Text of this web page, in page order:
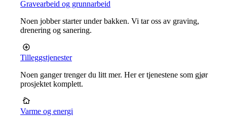
Gravearbeid og grunnarbeid
Noen jobber starter under bakken. Vi tar oss av graving,
drenering og sanering.
Tilleggstjenester
Noen ganger trenger du litt mer. Her er tjenestene som gjør
prosjektet komplett.
Varme og energi